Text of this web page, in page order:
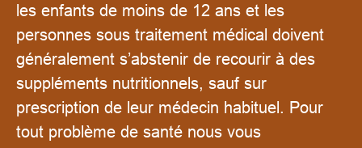
les enfants de moins de 12 ans et les
personnes sous traitement médical doivent
généralement s’abstenir de recourir à des
suppléments nutritionnels, sauf sur
prescription de leur médecin habituel. Pour
tout problème de santé nous vous